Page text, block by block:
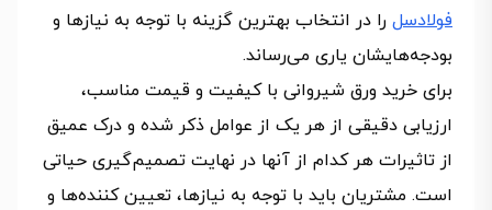
فولادسل را در انتخاب بهترین گزینه با توجه به نیازها و
بودجه‌هایشان یاری می‌رساند.
برای خرید ورق شیروانی با کیفیت و قیمت مناسب،
ارزیابی دقیقی از هر یک از عوامل ذکر شده و درک عمیق
از تاثیرات هر کدام از آنها در نهایت تصمیم‌گیری حیاتی
است. مشتریان باید با توجه به نیازها، تعیین کننده‌ها و